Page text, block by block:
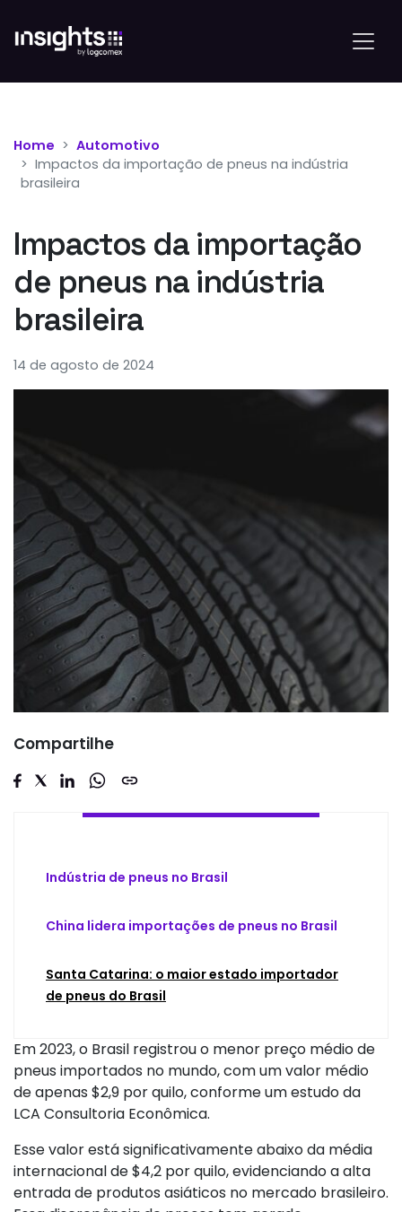
Home
Automotivo
Impactos da importação de pneus na indústria
brasileira
Impactos da importação
de pneus na indústria
brasileira
14 de agosto de 2024
Compartilhe
Indústria de pneus no Brasil
China lidera importações de pneus no Brasil
Santa Catarina: o maior estado importador
de pneus do Brasil
Em 2023, o Brasil registrou o menor preço médio de
pneus importados no mundo, com um valor médio
de apenas $2,9 por quilo, conforme um estudo da
LCA Consultoria Econômica.
Esse valor está significativamente abaixo da média
internacional de $4,2 por quilo, evidenciando a alta
entrada de produtos asiáticos no mercado brasileiro.